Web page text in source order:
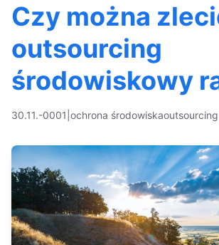
Czy można
outsourcing
środowiskowy
30.11.-0001 ochrona środowiska